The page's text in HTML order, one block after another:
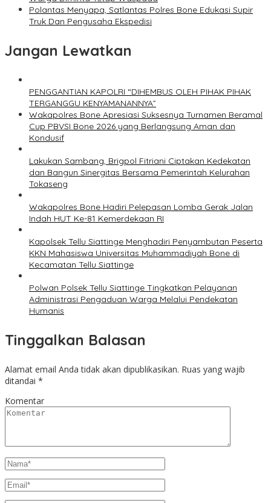
Polantas Menyapa, Satlantas Polres Bone Edukasi Supir
Truk Dan Pengusaha Ekspedisi
Jangan Lewatkan
PENGGANTIAN KAPOLRI “DIHEMBUS OLEH PIHAK PIHAK
TERGANGGU KENYAMANANNYA”
Wakapolres Bone Apresiasi Suksesnya Turnamen Beramal
Cup PBVSI Bone 2026 yang Berlangsung Aman dan
Kondusif
Lakukan Sambang, Brigpol Fitriani Ciptakan Kedekatan
dan Bangun Sinergitas Bersama Pemerintah Kelurahan
Tokaseng
Wakapolres Bone Hadiri Pelepasan Lomba Gerak Jalan
Indah HUT Ke-81 Kemerdekaan RI
Kapolsek Tellu Siattinge Menghadiri Penyambutan Peserta
KKN Mahasiswa Universitas Muhammadiyah Bone di
Kecamatan Tellu Siattinge
Polwan Polsek Tellu Siattinge Tingkatkan Pelayanan
Administrasi Pengaduan Warga Melalui Pendekatan
Humanis
Tinggalkan Balasan
Alamat email Anda tidak akan dipublikasikan. Ruas yang wajib
ditandai *
Komentar